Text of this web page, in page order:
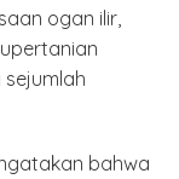
ogan ilir,
bahwa